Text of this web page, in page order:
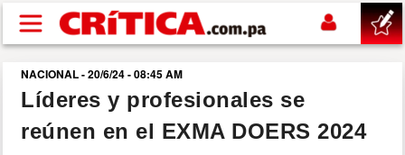
Pasar al contenido principal
buscar
SUCESOS
NACIONAL - 20/6/24 - 08:45 AM
Líderes y profesionales se
reúnen en el EXMA DOERS 2024